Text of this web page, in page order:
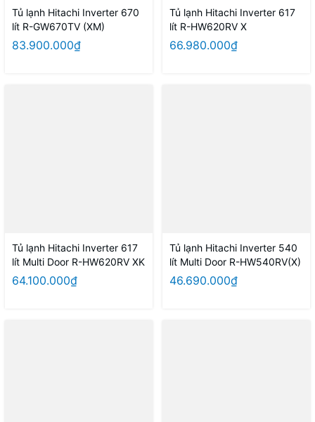
Tủ lạnh Hitachi Inverter 670
lít R-GW670TV (XM)
83.900.000₫
Tủ lạnh Hitachi Inverter 617
lít R-HW620RV X
66.980.000₫
Tủ lạnh Hitachi Inverter 617
lít Multi Door R-HW620RV XK
64.100.000₫
Tủ lạnh Hitachi Inverter 540
lít Multi Door R-HW540RV(X)
46.690.000₫